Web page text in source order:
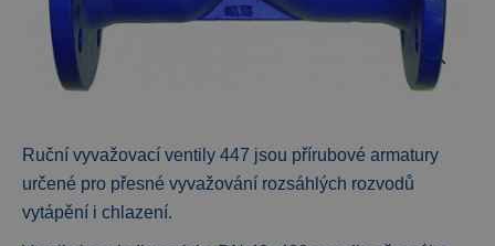
Ruční vyvažovací ventily 447 jsou přírubové armatury
určené pro přesné vyvažování rozsáhlých rozvodů
vytápění i chlazení.